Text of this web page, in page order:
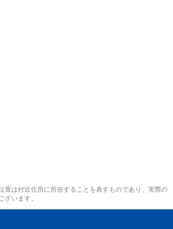
置は付近住所に所在することを表すものであり、実際の
ざいます。